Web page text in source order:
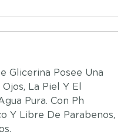
Glicerina Posee Una
La Piel Y El
Pura. Con Ph
Y Libre De Parabenos,